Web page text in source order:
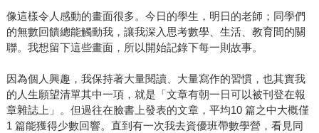
像這樣令人感動的畫面很多。今日的學生，明日的老師；同學們
的無數回饋總能觸動我，讓我深入思考數學、生活、教育間的關
聯。我想留下這些畫面，所以開始記錄下每一則故事。
因為個人興趣，我保持著大量閱讀、大量寫作的習慣，也其實我
的人生願望清單其中一項，就是「文章有朝一日可以被刊登在報
章雜誌上」。但過往在臉書上發表的文章，平均10 篇之中大概僅
1 篇能獲得少數回響。直到有一次我去資優班帶數學營，看見同